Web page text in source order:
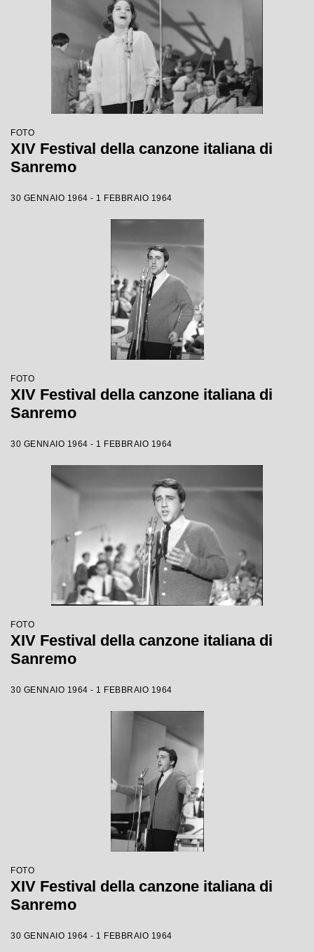
FOTO
XIV Festival della canzone italiana di
Sanremo
30 GENNAIO 1964 - 1 FEBBRAIO 1964
FOTO
XIV Festival della canzone italiana di
Sanremo
30 GENNAIO 1964 - 1 FEBBRAIO 1964
FOTO
XIV Festival della canzone italiana di
Sanremo
30 GENNAIO 1964 - 1 FEBBRAIO 1964
FOTO
XIV Festival della canzone italiana di
Sanremo
30 GENNAIO 1964 - 1 FEBBRAIO 1964